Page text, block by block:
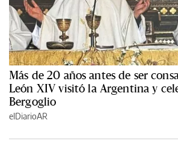
Más de 20 años antes de ser
León XIV visitó la Argentina y
Bergoglio
elDiarioAR